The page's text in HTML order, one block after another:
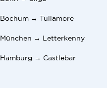
Bochum → Tullamore
München → Letterkenny
Hamburg → Castlebar